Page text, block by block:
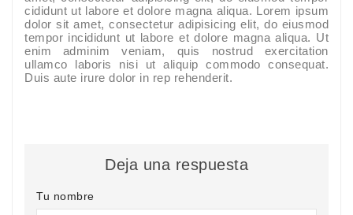
cididunt ut labore et dolore magna aliqua. Lorem ipsum
dolor sit amet, consectetur adipisicing elit, do eiusmod
tempor incididunt ut labore et dolore magna aliqua. Ut
enim adminim veniam, quis nostrud exercitation
ullamco laboris nisi ut aliquip commodo consequat.
Duis aute irure dolor in rep rehenderit.
Deja una respuesta
Tu nombre